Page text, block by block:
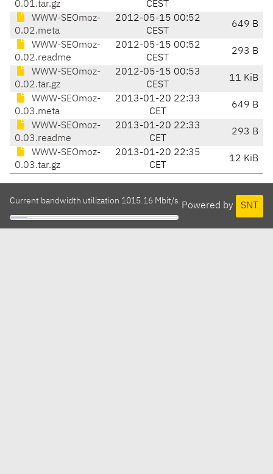
0.01.tar.gz
CEST
WWW-SEOmoz-
0.02.meta
2012-05-15 00:52
CEST
649 B
WWW-SEOmoz-
0.02.readme
2012-05-15 00:52
CEST
293 B
WWW-SEOmoz-
0.02.tar.gz
2012-05-15 00:53
CEST
11 KiB
WWW-SEOmoz-
0.03.meta
2013-01-20 22:33
CET
649 B
WWW-SEOmoz-
0.03.readme
2013-01-20 22:33
CET
293 B
WWW-SEOmoz-
0.03.tar.gz
2013-01-20 22:35
CET
12 KiB
Powered by SNT
Current bandwidth utilization 1015.16 Mbit/s